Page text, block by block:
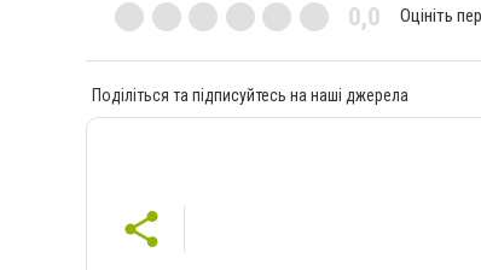
0,0 Оцініть
Поділіться та підписуйтесь на наші джерела